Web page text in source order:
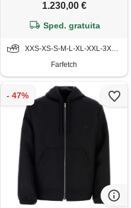
1.230,00 €
Sped. gratuita
XXS-XS-S-M-L-XL-XXL-3XL-4XL
Farfetch